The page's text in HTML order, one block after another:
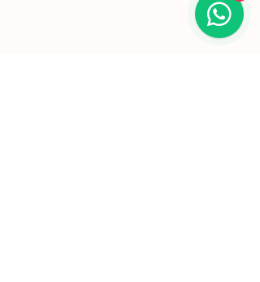
(Chamada para uma rede fixa nacional)